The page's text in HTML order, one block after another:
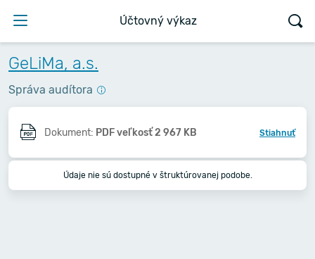
Účtovný výkaz
GeLiMa, a.s.
Správa audítora
Dokument: PDF veľkosť 2 967 KB Stiahnuť
Údaje nie sú dostupné v štruktúrovanej podobe.